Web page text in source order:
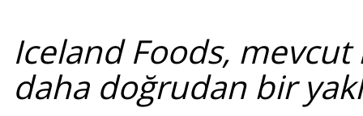
Iceland Foods,
daha doğrudan bir